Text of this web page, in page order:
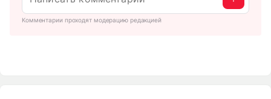
Комментарии проходят модерацию редакцией